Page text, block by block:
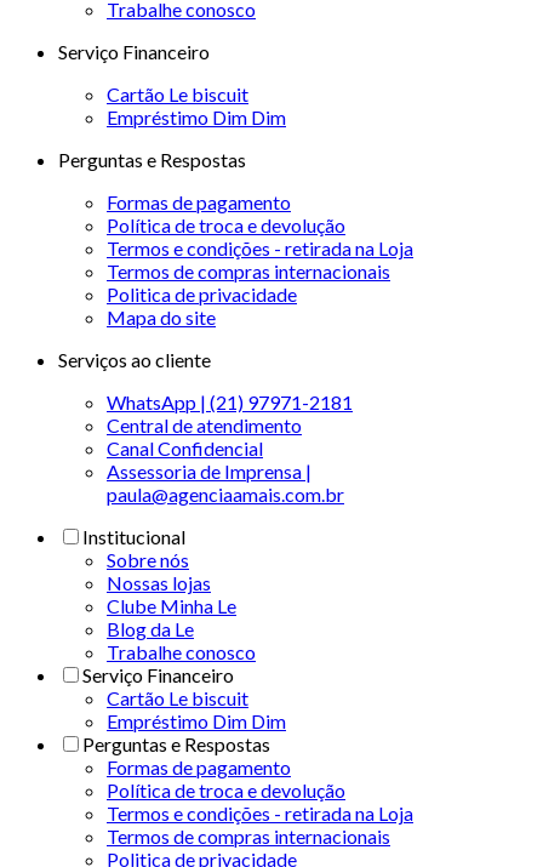
Trabalhe conosco
Serviço Financeiro
Cartão Le biscuit
Empréstimo Dim Dim
Perguntas e Respostas
Formas de pagamento
Política de troca e devolução
Termos e condições - retirada na Loja
Termos de compras internacionais
Politica de privacidade
Mapa do site
Serviços ao cliente
WhatsApp | (21) 97971-2181
Central de atendimento
Canal Confidencial
Assessoria de Imprensa |
paula@agenciaamais.com.br
Institucional
Sobre nós
Nossas lojas
Clube Minha Le
Blog da Le
Trabalhe conosco
Serviço Financeiro
Cartão Le biscuit
Empréstimo Dim Dim
Perguntas e Respostas
Formas de pagamento
Política de troca e devolução
Termos e condições - retirada na Loja
Termos de compras internacionais
Politica de privacidade